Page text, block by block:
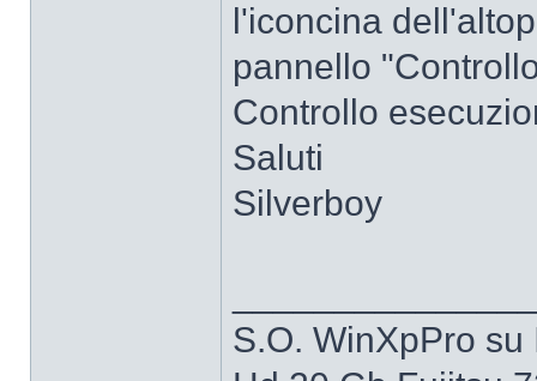
l'iconcina
pannello
Controllo
Saluti
Silverboy
S.O. WinXpPro su